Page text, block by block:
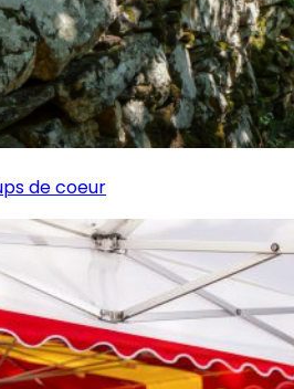
de coeur